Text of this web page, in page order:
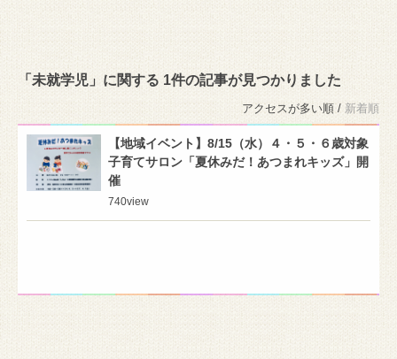
「未就学児」に関する 1件の記事が見つかりました
アクセスが多い順 / 新着順
【地域イベント】8/15（水）４・５・６歳対象
子育てサロン「夏休みだ！あつまれキッズ」開
催
740view